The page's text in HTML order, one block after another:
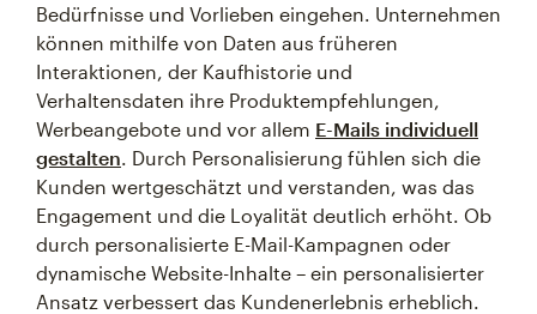
Bedürfnisse und Vorlieben eingehen. Unternehmen
können mithilfe von Daten aus früheren
Interaktionen, der Kaufhistorie und
Verhaltensdaten ihre Produktempfehlungen,
Werbeangebote und vor allem E-Mails individuell
gestalten. Durch Personalisierung fühlen sich die
Kunden wertgeschätzt und verstanden, was das
Engagement und die Loyalität deutlich erhöht. Ob
durch personalisierte E-Mail-Kampagnen oder
dynamische Website-Inhalte – ein personalisierter
Ansatz verbessert das Kundenerlebnis erheblich.